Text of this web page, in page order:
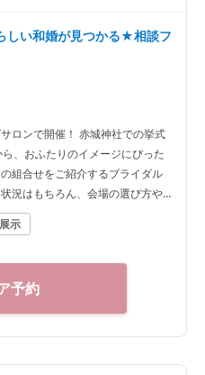
しい和婚が見つかる★相談フ
ロンで開催！ 赤城神社での挙式
、おふたりのイメージにぴった
組合せをご紹介するブライダル
況はもちろん、会場の選び方や
わせた“和”の結婚式をご提案いた
プロに何でもご相談下さい！ ◆
） 【アクセス】 JR線「飯田橋
メトロ東西線・有楽町線・南北
示
予約